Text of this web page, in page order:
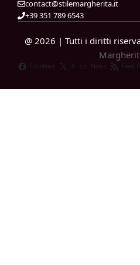
contact@stilemargherita.it
+39 351 789 6543
@ 2026 | Tutti i diritti
Facebook X News Feed